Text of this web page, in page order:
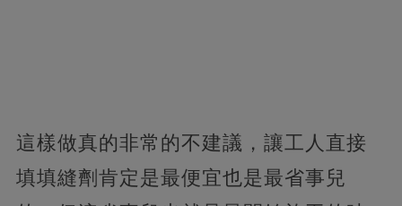
這樣做真的非常的不建議，讓工人直接
填填縫劑肯定是最便宜也是最省事兒